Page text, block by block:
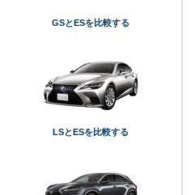
GSとESを比較する
LSとESを比較する